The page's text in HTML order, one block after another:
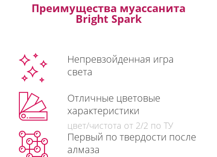
Преимущества муассанита
Bright Spark
Непревзойденная игра
света
Отличные цветовые
характеристики
цвет/чистота от 2/2 по ТУ
Первый по твердости после
алмаза